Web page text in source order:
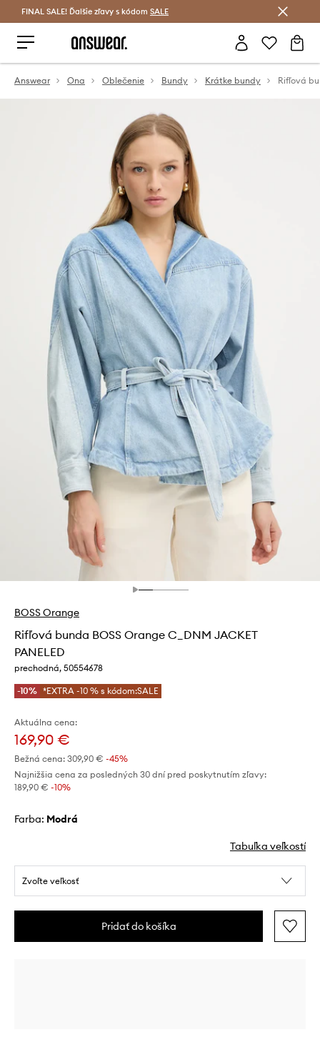
Šetrite s Answear Club >
FINAL SALE! Ďalšie zľavy s kódom SALE
Answear Ona Oblečenie Bundy Krátke bundy
BOSS Orange
Rifľová bunda BOSS Orange C_DNM JACKET
PANELED
prechodná, 50554678
-10% *EXTRA -10 % s kódom:SALE
Aktuálna cena:
169,90 €
Bežná cena: 309,90 € -45%
Najnižšia cena za posledných 30 dní pred poskytnutím zľavy:
189,90 € -10%
Farba: modrá
Tabuľka veľkostí
Zvoľte veľkosť
Pridať do košíka